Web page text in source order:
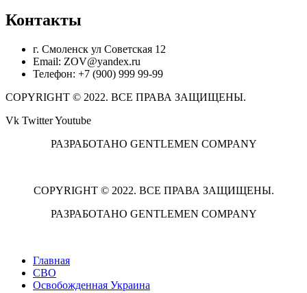
Контакты
г. Смоленск ул Советская 12
Email: ZOV@yandex.ru
Телефон: +7 (900) 999 99-99
COPYRIGHT © 2022. ВСЕ ПРАВА ЗАЩИЩЕНЫ.
Vk TwitterYoutube
РАЗРАБОТАНО GENTLEMEN COMPANY
COPYRIGHT © 2022. ВСЕ ПРАВА ЗАЩИЩЕНЫ.
РАЗРАБОТАНО GENTLEMEN COMPANY
Главная
СВО
Освобожденная Украина